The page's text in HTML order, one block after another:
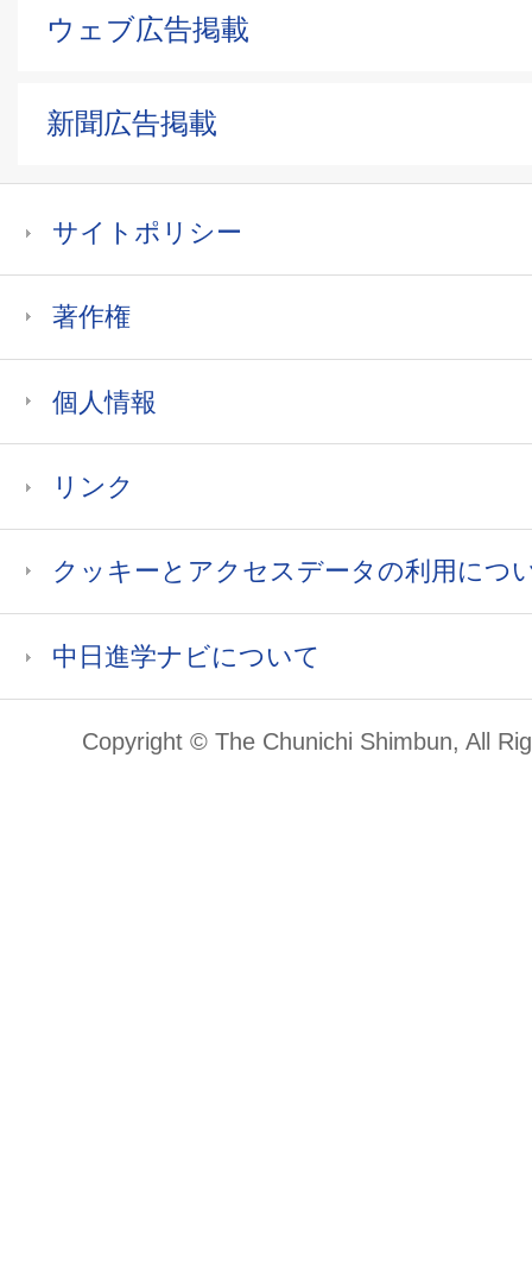
ウェブ広告掲載
新聞広告掲載
サイトポリシー
著作権
個人情報
リンク
クッキーとアクセスデータの利用につ
中日進学ナビについて
Copyright © The Chunichi Shimbun, All